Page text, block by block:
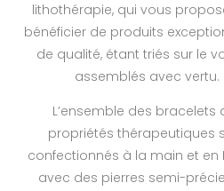
lithothérapie, qui vous
bénéficier de produits
de qualité, étant triés sur le
assemblés avec vertu.
L’ensemble des bracelets
propriétés thérapeutiques
confectionnés à la main et en
avec des pierres semi-